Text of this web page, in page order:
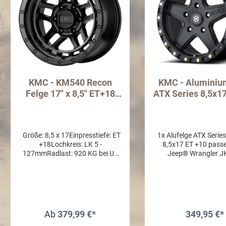
KMC - KM540 Recon
Felge 17" x 8,5" ET+18
Größe: 8,5 x 17Einpresstiefe: ET
+18Lochkreis: LK 5 -
127mmRadlast: 920 KG bei U=
R17 – (U=2500 mm)315 / 70
Ab379,99 €*
KMC -
ATX Series 8,5x17
1x Alufelge ATX
8,5x17 ET +10
Jeep® Wrangler
LK 5 - 127mm349,95 €*